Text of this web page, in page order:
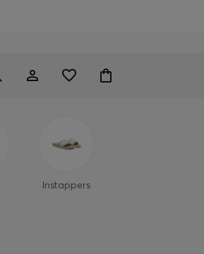
Instappers